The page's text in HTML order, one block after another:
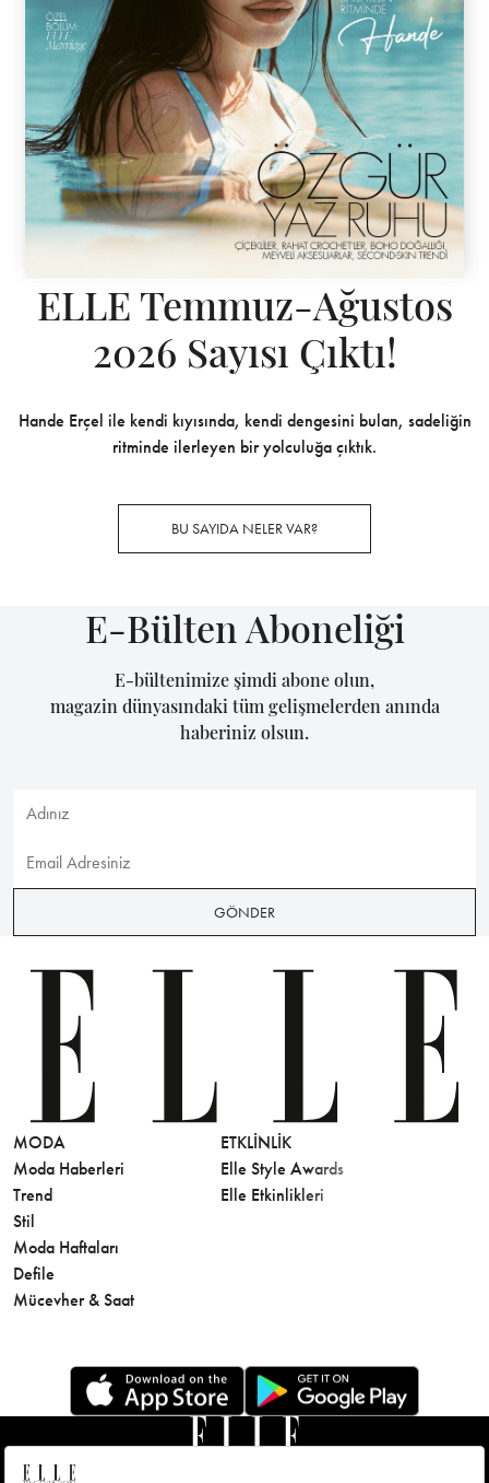
ELLE Temmuz-Ağustos
2026 Sayısı Çıktı!
Hande Erçel ile kendi kıyısında, kendi dengesini bulan, sadeliğin
ritminde ilerleyen bir yolculuğa çıktık.
BU SAYIDA NELER VAR?
E-Bülten Aboneliği
E-bültenimize şimdi abone olun,
magazin dünyasındaki tüm gelişmelerden anında
haberiniz olsun.
GÖNDER
MODA
Moda Haberleri
Trend
Stil
Moda Haftaları
Defile
Mücevher & Saat
ETKLINLIK
Elle Style Awards
Elle Etkinlikleri